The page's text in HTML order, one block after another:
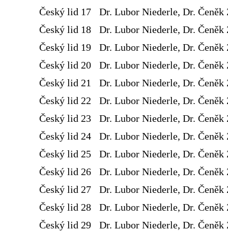
Český lid 17
Dr. Lubor Niederle, Dr. Čeněk
Český lid 18
Dr. Lubor Niederle, Dr. Čeněk
Český lid 19
Dr. Lubor Niederle, Dr. Čeněk
Český lid 20
Dr. Lubor Niederle, Dr. Čeněk
Český lid 21
Dr. Lubor Niederle, Dr. Čeněk
Český lid 22
Dr. Lubor Niederle, Dr. Čeněk
Český lid 23
Dr. Lubor Niederle, Dr. Čeněk
Český lid 24
Dr. Lubor Niederle, Dr. Čeněk
Český lid 25
Dr. Lubor Niederle, Dr. Čeněk
Český lid 26
Dr. Lubor Niederle, Dr. Čeněk
Český lid 27
Dr. Lubor Niederle, Dr. Čeněk
Český lid 28
Dr. Lubor Niederle, Dr. Čeněk
Český lid 29
Dr. Lubor Niederle, Dr. Čeněk